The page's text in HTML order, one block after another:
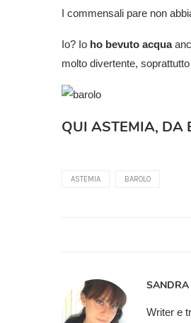
I commensali pare non
Io? Io ho bevuto acqua
molto divertente,
QUI ASTEMIA, DA
ASTEMIA BAROLO
SANDRA
Writer e